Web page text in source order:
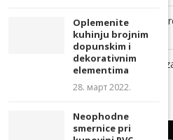
Povećajte prepoznatljivost svog
promotivni proizvod!
Kako zaštititi dom od insekata, a
Oplemenite
kuhinju brojnim
dopunskim i
dekorativnim
elementima
28. март 2022.
Neophodne
smernice pri